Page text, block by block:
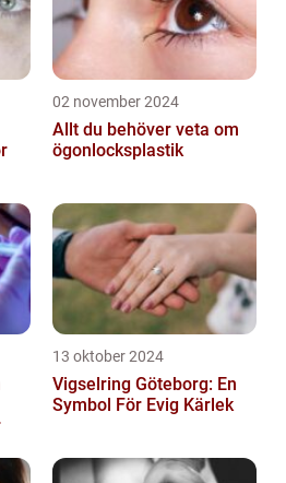
02 november 2024
Allt du behöver veta om
ögonlocksplastik
13 oktober 2024
Vigselring Göteborg: En
Symbol För Evig Kärlek